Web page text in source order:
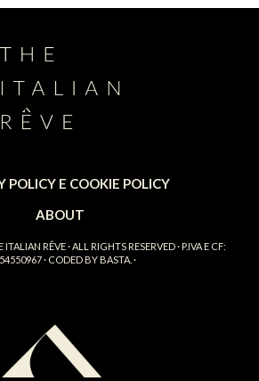
POLICY E COOKIE POLICY
ABOUT
ITALIAN RÊVE· ALL RIGHTS RESERVED · P.IVA E CF:
· CODED BY BASTA. ·